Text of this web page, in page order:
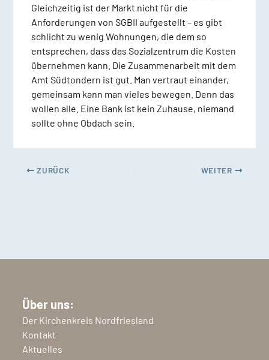
Gleichzeitig ist der Markt nicht für die
Anforderungen von SGBII aufgestellt – es gibt
schlicht zu wenig Wohnungen, die dem so
entsprechen, dass das Sozialzentrum die Kosten
übernehmen kann. Die Zusammenarbeit mit dem
Amt Südtondern ist gut. Man vertraut einander,
gemeinsam kann man vieles bewegen. Denn das
wollen alle. Eine Bank ist kein Zuhause, niemand
sollte ohne Obdach sein.
ZURÜCK WEITER
Über uns:
Der Kirchenkreis Nordfriesland
Kontakt
Aktuelles